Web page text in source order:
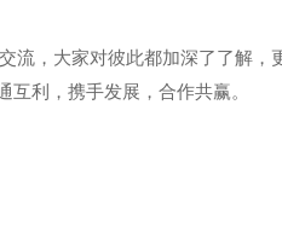
，大家对彼此都加深了了解，
利，携手发展，合作共赢。